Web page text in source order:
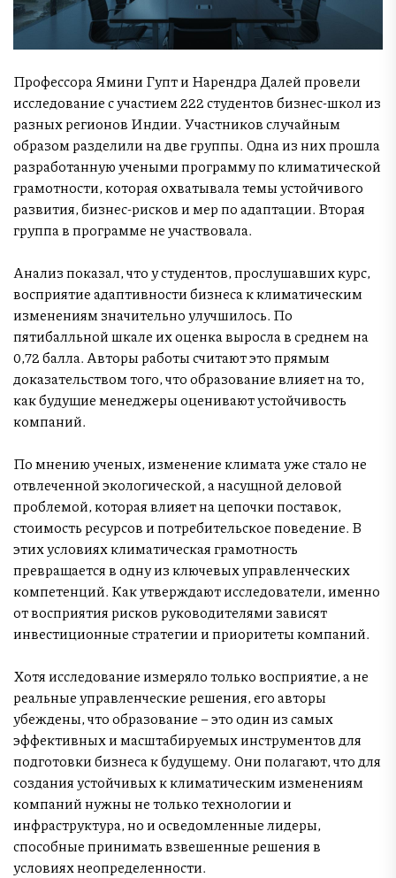
Профессора Ямини Гупт и Нарендра Далей провели
исследование с участием 222 студентов бизнес-школ из
разных регионов Индии. Участников случайным
образом разделили на две группы. Одна из них прошла
разработанную учеными программу по климатической
грамотности, которая охватывала темы устойчивого
развития, бизнес-рисков и мер по адаптации. Вторая
группа в программе не участвовала.
Анализ показал, что у студентов, прослушавших курс,
восприятие адаптивности бизнеса к климатическим
изменениям значительно улучшилось. По
пятибалльной шкале их оценка выросла в среднем на
0,72 балла. Авторы работы считают это прямым
доказательством того, что образование влияет на то,
как будущие менеджеры оценивают устойчивость
компаний.
По мнению ученых, изменение климата уже стало не
отвлеченной экологической, а насущной деловой
проблемой, которая влияет на цепочки поставок,
стоимость ресурсов и потребительское поведение. В
этих условиях климатическая грамотность
превращается в одну из ключевых управленческих
компетенций. Как утверждают исследователи, именно
от восприятия рисков руководителями зависят
инвестиционные стратегии и приоритеты компаний.
Хотя исследование измеряло только восприятие, а не
реальные управленческие решения, его авторы
убеждены, что образование – это один из самых
эффективных и масштабируемых инструментов для
подготовки бизнеса к будущему. Они полагают, что для
создания устойчивых к климатическим изменениям
компаний нужны не только технологии и
инфраструктура, но и осведомленные лидеры,
способные принимать взвешенные решения в
условиях неопределенности.